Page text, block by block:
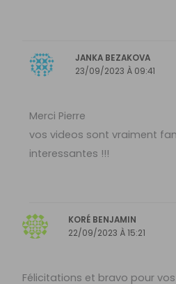
JANKA BEZAKOVA
23/09/2023 À 09:41
Merci Pierre
vos videos sont vraiment
interessantes !!!
KORÉ BENJAMIN
22/09/2023 À 15:21
Félicitations et bravo pour